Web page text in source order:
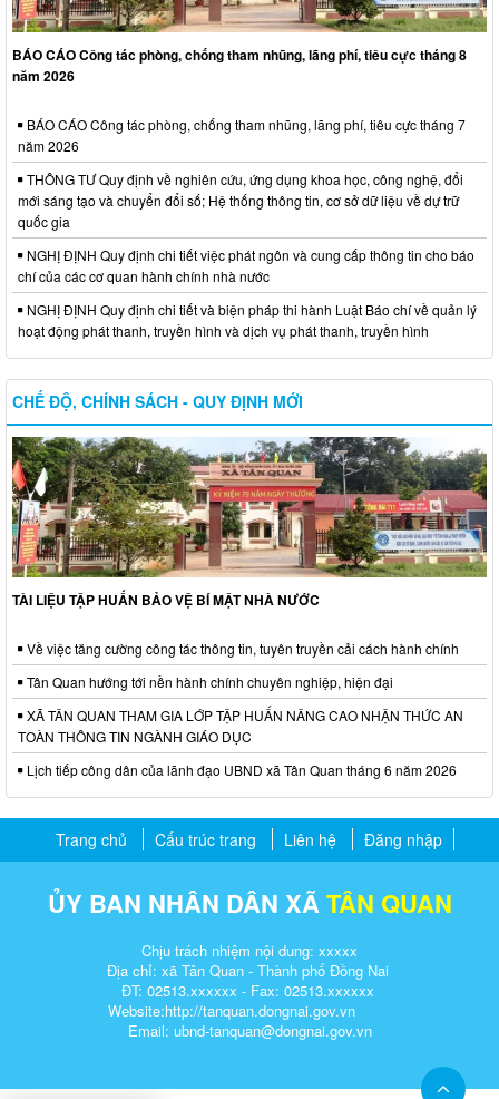
BÁO CÁO Công tác phòng, chống tham nhũng, lãng phí, tiêu cực tháng 8
năm 2026
BÁO CÁO Công tác phòng, chống tham nhũng, lãng phí, tiêu cực tháng 7
năm 2026
THÔNG TƯ Quy định về nghiên cứu, ứng dụng khoa học, công nghệ, đổi
mới sáng tạo và chuyển đổi số; Hệ thống thông tin, cơ sở dữ liệu về dự trữ
quốc gia
NGHỊ ĐỊNH Quy định chi tiết việc phát ngôn và cung cấp thông tin cho báo
chí của các cơ quan hành chính nhà nước
NGHỊ ĐỊNH Quy định chi tiết và biện pháp thi hành Luật Báo chí về quản lý
hoạt động phát thanh, truyền hình và dịch vụ phát thanh, truyền hình
CHẾ ĐỘ, CHÍNH SÁCH - QUY ĐỊNH MỚI
TÀI LIỆU TẬP HUẤN BẢO VỆ BÍ MẬT NHÀ NƯỚC
Về việc tăng cường công tác thông tin, tuyên truyền cải cách hành chính
Tân Quan hướng tới nền hành chính chuyên nghiệp, hiện đại
XÃ TÂN QUAN THAM GIA LỚP TẬP HUẤN NÂNG CAO NHẬN THỨC AN
TOÀN THÔNG TIN NGÀNH GIÁO DỤC
Lịch tiếp công dân của lãnh đạo UBND xã Tân Quan tháng 6 năm 2026
Trang chủ Cấu trúc trang Liên hệ Đăng nhập
ỦY BAN NHÂN DÂN XÃTÂN QUAN
Chịu trách nhiệm nội dung: xxxxx
Địa chỉ: xã Tân Quan - Thành phố Đồng Nai
ĐT: 02513.xxxxxx - Fax: 02513.xxxxxx
Website:http://tanquan.dongnai.gov.vn
Email: ubnd-tanquan@dongnai.gov.vn​